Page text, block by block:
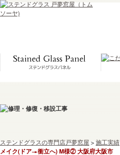
ステンドグラスの専門店戸夢窓屋 > 施工実績
メイク(ドア→衝立へ) M様② 大阪府大阪市